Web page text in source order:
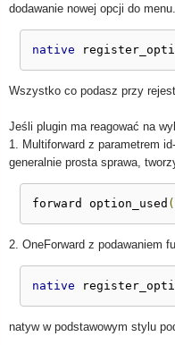
dodawanie nowej opcji do menu.
native
Wszystko co podasz przy
Jeśli plugin ma reagować na
1. Multiforward z parametrem
generalnie prosta sprawa,
forward option_used (
2. OneForward z podawaniem
native
natyw w podstawowym stylu